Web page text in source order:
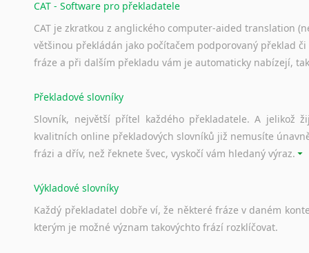
CAT - Software pro překladatele
CAT je zkratkou z anglického computer-aided translation
většinou překládán jako počítačem podporovaný překlad
fráze a při dalším překladu vám je automaticky nabízejí,
Překladové slovníky
Slovník, největší přítel každého překladatele. A jelikož
kvalitních online překladových slovníků již nemusíte
frázi a dřív, než řeknete švec, vyskočí vám hledaný výraz.
Výkladové slovníky
Každý překladatel dobře ví, že některé fráze v daném
kterým je možné význam takovýchto frází rozklíčovat.